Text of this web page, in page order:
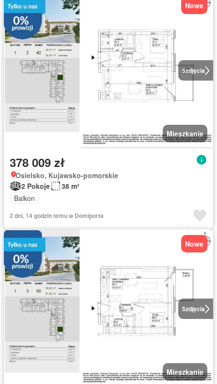
5zdjęcia
Nowe
Mieszkanie
378 009 zł
Osielsko, Kujawsko-pomorskie
2 Pokoje
38 m²
Balkon
2 dni, 14 godzin temu w Domiporta
5zdjęcia
Nowe
Mieszkanie